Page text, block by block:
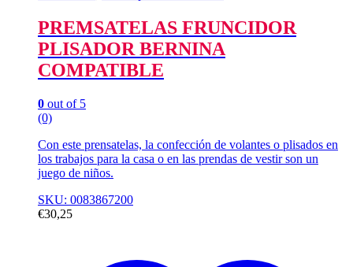
PREMSATELAS FRUNCIDOR
PLISADOR BERNINA
COMPATIBLE
0 out of 5
(0)
Con este prensatelas, la confección de volantes o plisados en
los trabajos para la casa o en las prendas de vestir son un
juego de niños.
SKU: 0083867200
€30,25